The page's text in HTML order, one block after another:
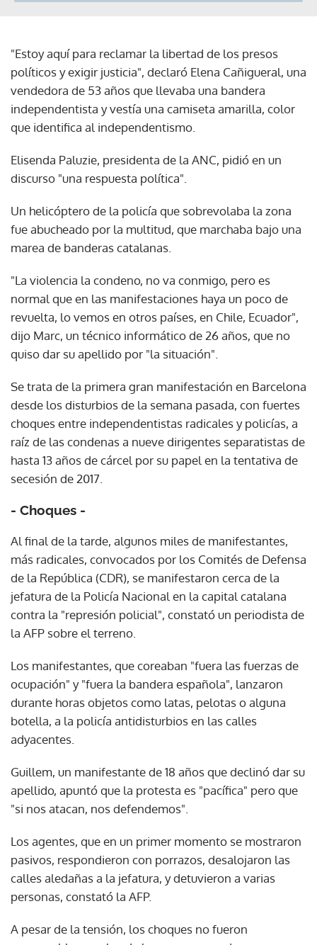
"Estoy aquí para reclamar la libertad de los presos
políticos y exigir justicia", declaró Elena Cañigueral, una
vendedora de 53 años que llevaba una bandera
independentista y vestía una camiseta amarilla, color
que identifica al independentismo.
Elisenda Paluzie, presidenta de la ANC, pidió en un
discurso "una respuesta política".
Un helicóptero de la policía que sobrevolaba la zona
fue abucheado por la multitud, que marchaba bajo una
marea de banderas catalanas.
"La violencia la condeno, no va conmigo, pero es
normal que en las manifestaciones haya un poco de
revuelta, lo vemos en otros países, en Chile, Ecuador",
dijo Marc, un técnico informático de 26 años, que no
quiso dar su apellido por "la situación".
Se trata de la primera gran manifestación en Barcelona
desde los disturbios de la semana pasada, con fuertes
choques entre independentistas radicales y policías, a
raíz de las condenas a nueve dirigentes separatistas de
hasta 13 años de cárcel por su papel en la tentativa de
secesión de 2017.
- Choques -
Al final de la tarde, algunos miles de manifestantes,
más radicales, convocados por los Comités de Defensa
de la República (CDR), se manifestaron cerca de la
jefatura de la Policía Nacional en la capital catalana
contra la "represión policial", constató un periodista de
la AFP sobre el terreno.
Los manifestantes, que coreaban "fuera las fuerzas de
ocupación" y "fuera la bandera española", lanzaron
durante horas objetos como latas, pelotas o alguna
botella, a la policía antidisturbios en las calles
adyacentes.
Guillem, un manifestante de 18 años que declinó dar su
apellido, apuntó que la protesta es "pacífica" pero que
"si nos atacan, nos defendemos".
Los agentes, que en un primer momento se mostraron
pasivos, respondieron con porrazos, desalojaron las
calles aledañas a la jefatura, y detuvieron a varias
personas, constató la AFP.
A pesar de la tensión, los choques no fueron